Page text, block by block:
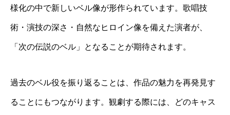
様化の中で新しいベル像が形作られています。歌唱技
術・演技の深さ・自然なヒロイン像を備えた演者が、
「次の伝説のベル」となることが期待されます。
過去のベル役を振り返ることは、作品の魅力を再発見す
ることにもつながります。観劇する際には、どのキャス